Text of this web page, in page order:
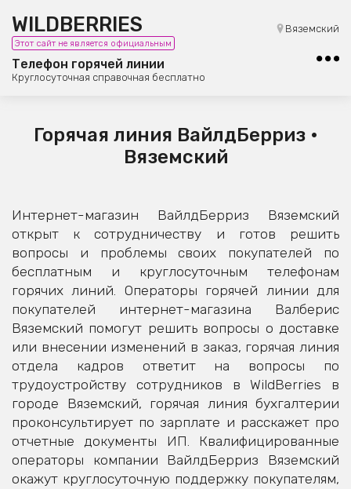
WILDBERRIES
Этот сайт не является официальным
Телефон горячей линии
Круглосуточная справочная бесплатно
Вяземский
8 (800) 101-42-23
Бесплатная юридическая консультация
Горячая линия ВайлдБерриз •
Вяземский
Интернет-магазин ВайлдБерриз Вяземский
открыт к сотрудничеству и готов решить
вопросы и проблемы своих покупателей по
бесплатным и круглосуточным телефонам
горячих линий. Операторы горячей линии для
покупателей интернет-магазина Валберис
Вяземский помогут решить вопросы о доставке
или внесении изменений в заказ, горячая линия
отдела кадров ответит на вопросы по
трудоустройству сотрудников в WildBerries в
городе Вяземский, горячая линия бухгалтерии
проконсультирует по зарплате и расскажет про
отчетные документы ИП. Квалифицированные
операторы компании ВайлдБерриз Вяземский
окажут круглосуточную поддержку покупателям,